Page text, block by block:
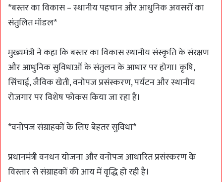
*बस्तर का विकास – स्थानीय पहचान और आधुनिक अवसरों का
संतुलित मॉडल*
मुख्यमंत्री ने कहा कि बस्तर का विकास स्थानीय संस्कृति के संरक्षण
और आधुनिक सुविधाओं के संतुलन के आधार पर होगा। कृषि,
सिंचाई, जैविक खेती, वनोपज प्रसंस्करण, पर्यटन और स्थानीय
रोजगार पर विशेष फोकस किया जा रहा है।
*वनोपज संग्राहकों के लिए बेहतर सुविधा*
प्रधानमंत्री वनधन योजना और वनोपज आधारित प्रसंस्करण के
विस्तार से संग्राहकों की आय में वृद्धि हो रही है।